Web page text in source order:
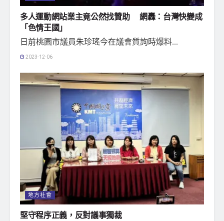
多人運動網站業主竟公然找贊助 網轟：台灣快變成
「色情王國」
日前桃園市議員朱珍瑤今在議會質詢時爆料...
2023-12-06
地方社會
堅守程序正義，反對議事獨裁